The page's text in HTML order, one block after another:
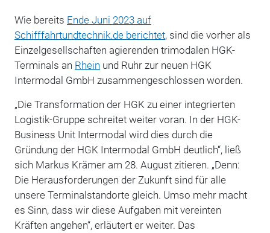
Wie bereits Ende Juni 2023 auf
Schifffahrtundtechnik.de berichtet, sind die vorher als
Einzelgesellschaften agierenden trimodalen HGK-
Terminals an Rhein und Ruhr zur neuen HGK
Intermodal GmbH zusammengeschlossen worden.
„Die Transformation der HGK zu einer integrierten
Logistik-Gruppe schreitet weiter voran. In der HGK-
Business Unit Intermodal wird dies durch die
Gründung der HGK Intermodal GmbH deutlich“, ließ
sich Markus Krämer am 28. August zitieren. „Denn:
Die Herausforderungen der Zukunft sind für alle
unsere Terminalstandorte gleich. Umso mehr macht
es Sinn, dass wir diese Aufgaben mit vereinten
Kräften angehen“, erläutert er weiter. Das